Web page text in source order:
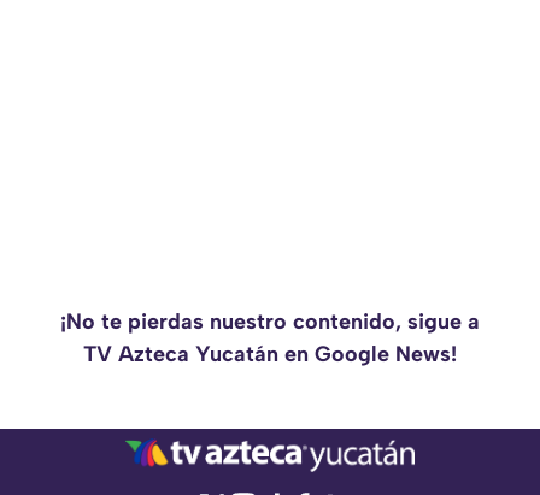
¡No te pierdas nuestro contenido, sigue a
TV Azteca Yucatán en Google News!